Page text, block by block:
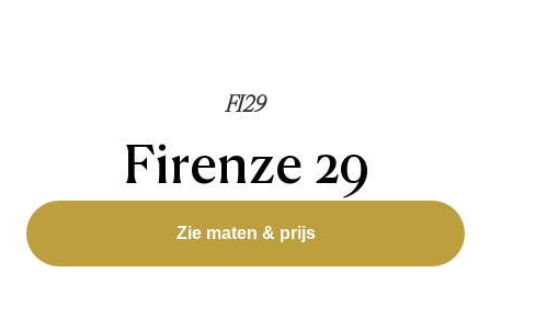
FI29
Firenze 29
Zie maten & prijs